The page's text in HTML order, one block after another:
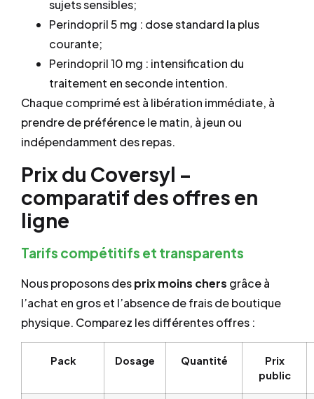
sujets sensibles;
Perindopril 5 mg : dose standard la plus
courante;
Perindopril 10 mg : intensification du
traitement en seconde intention.
Chaque comprimé est à libération immédiate, à
prendre de préférence le matin, à jeun ou
indépendamment des repas.
Prix du Coversyl –
comparatif des offres en
ligne
Tarifs compétitifs et transparents
Nous proposons desprixmoins chers grâce à
l’achat en gros et l’absence de frais de boutique
physique. Comparez les différentes offres :
Pack Dosage Quantité
Prix
public